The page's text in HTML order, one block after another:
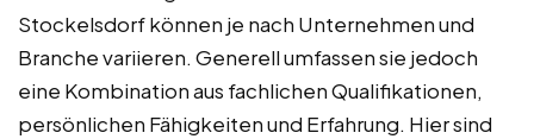
Stockelsdorf können je nach Unternehmen und
Branche variieren. Generell umfassen sie jedoch
eine Kombination aus fachlichen Qualifikationen,
persönlichen Fähigkeiten und Erfahrung. Hier sind